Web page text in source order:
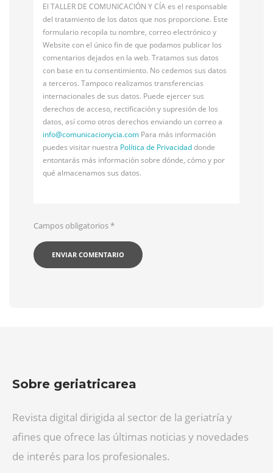
El TALLER DE COMUNICACIÓN Y CÍA es el responsable
del tratamiento de los datos que nos proporcione. Este
formulario recopila tu nombre, correo electrónico y
Website con el único fin de que podamos publicar los
comentarios dejados en la web. Tratamos sus datos
con base en tu consentimiento. No cedemos sus datos
a terceros. Tampoco realizamos transferencias
internacionales de sus datos. Puede ejercer sus
derechos de acceso, rectificación y supresión de los
datos, así como otros derechos enviando un correo a
info@comunicacionycia.com Para más información
puedes visitar nuestra Política de Privacidaddonde
entontarás más información sobre dónde, cómo y por
qué almacenamos sus datos.
Campos obligatorios*
Sobre geriatricarea
Revista digital dirigida al sector de la geriatría y
afines que ofrece las últimas noticias y novedades
de interés para los profesionales.